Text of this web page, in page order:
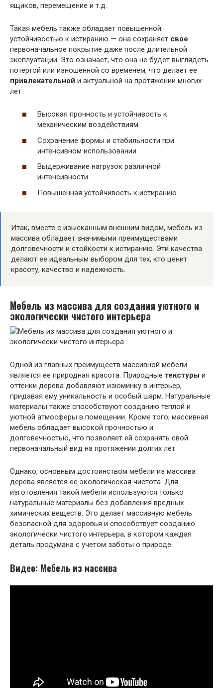
ящиков, перемещение и т.д.
Такая мебель также обладает повышенной
устойчивостью к истиранию — она сохраняет свое
первоначальное покрытие даже после длительной
эксплуатации. Это означает, что она не будет выглядеть
потертой или изношенной со временем, что делает ее
привлекательной и актуальной на протяжении многих
лет.
Высокая прочность и устойчивость к
механическим воздействиям
Сохранение формы и стабильности при
интенсивном использовании
Выдерживание нагрузок различной
интенсивности
Повышенная устойчивость к истиранию
Итак, вместе с изысканным внешним видом, мебель из
массива обладает значимыми преимуществами
долговечности и стойкости к истиранию. Эти качества
делают ее идеальным выбором для тех, кто ценит
красоту, качество и надежность.
Мебель из массива для создания уютного и
экологически чистого интерьера
Одной из главных преимуществ массивной мебели
является ее природная красота. Природные текстуры и
оттенки дерева добавляют изюминку в интерьер,
придавая ему уникальность и особый шарм. Натуральные
материалы также способствуют созданию теплой и
уютной атмосферы в помещении. Кроме того, массивная
мебель обладает высокой прочностью и
долговечностью, что позволяет ей сохранять свой
первоначальный вид на протяжении долгих лет.
Однако, основным достоинством мебели из массива
дерева является ее экологическая чистота. Для
изготовления такой мебели используются только
натуральные материалы без добавления вредных
химических веществ. Это делает массивную мебель
безопасной для здоровья и способствует созданию
экологически чистого интерьера, в котором каждая
деталь продумана с учетом заботы о природе.
Видео: Мебель из массива